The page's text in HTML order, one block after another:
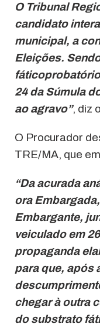
O Tribunal
candidato
municipal, a
Eleições.
24da Súmula
ao agravo”, diz
O Procurador
TRE/MA, que
“Da acurada
ora
Embargante,
veiculado em
propaganda
para que, após
chegar à outra
do substrato